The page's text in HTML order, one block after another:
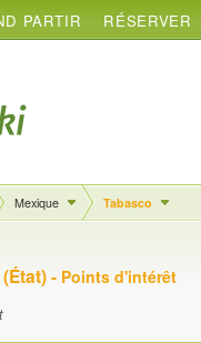
PARTIR RÉSERVER
Mexique Tabasco
- Points d'intérêt